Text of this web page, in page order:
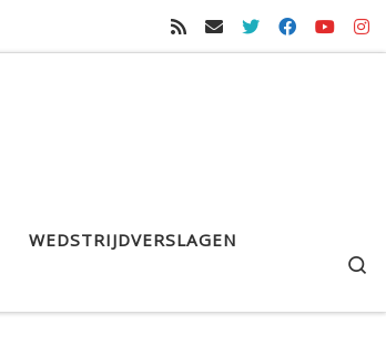
WEDSTRIJDVERSLAGEN